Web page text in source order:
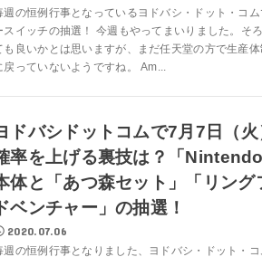
週の恒例行事となっているヨドバシ・ドット・コ
スイッチの抽選！ 今週もやってまいりました。そ
も良いかとは思いますが、まだ任天堂の方で生産
戻っていないようですね。 Am...
ドバシドットコムで7月7日（
率を上げる裏技は？「
体と「あつ森セット」「リング
ベンチャー」の抽選！
2020.07.06
週の恒例行事となりました、ヨドバシ・ドット・